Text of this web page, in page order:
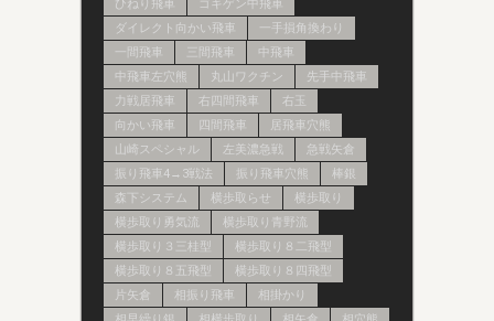
ひねり飛車
ゴキゲン中飛車
ダイレクト向かい飛車
一手損角換わり
一間飛車
三間飛車
中飛車
中飛車左穴熊
丸山ワクチン
先手中飛車
力戦居飛車
右四間飛車
右玉
向かい飛車
四間飛車
居飛車穴熊
山崎スペシャル
左美濃急戦
急戦矢倉
振り飛車4→3戦法
振り飛車穴熊
棒銀
森下システム
横歩取らせ
横歩取り
横歩取り勇気流
横歩取り青野流
横歩取り３三桂型
横歩取り８二飛型
横歩取り８五飛型
横歩取り８四飛型
片矢倉
相振り飛車
相掛かり